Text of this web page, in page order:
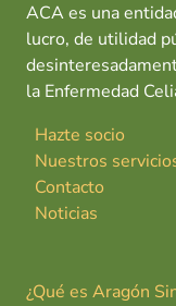
ACA es una
lucro, de utilidad
la Enfermedad
Hazte socio
Nuestros
Contacto
Noticias
¿Qué es Aragón